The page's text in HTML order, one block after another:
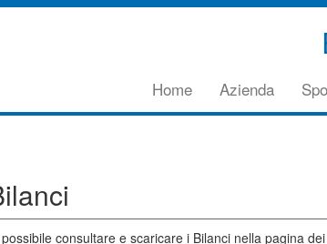
direttamente
al
Home Azienda
consultare e scaricare i Bilanci nella pagina